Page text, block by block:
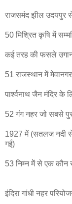
राजसमंद झील उदयपुर
50 मिश्रित कृषि में
कई तरह की फसले
51 राजस्थान में
पार्श्वनाथ जैन मंदिर के
52 गंग नहर जो सबसे
1927 में (सतलज नदी से
गई)
53 निम्न मेें से एक कौन
इंदिरा गांधी नहर